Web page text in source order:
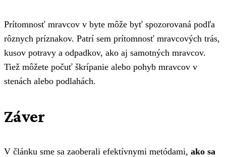
Prítomnosť mravcov v byte môže byť spozorovaná podľa
rôznych príznakov. Patrí sem prítomnosť mravcových trás,
kusov potravy a odpadkov, ako aj samotných mravcov.
Tiež môžete počuť škrípanie alebo pohyb mravcov v
stenách alebo podlahách.
Záver
V článku sme sa zaoberali efektívnymi metódami, ako sa